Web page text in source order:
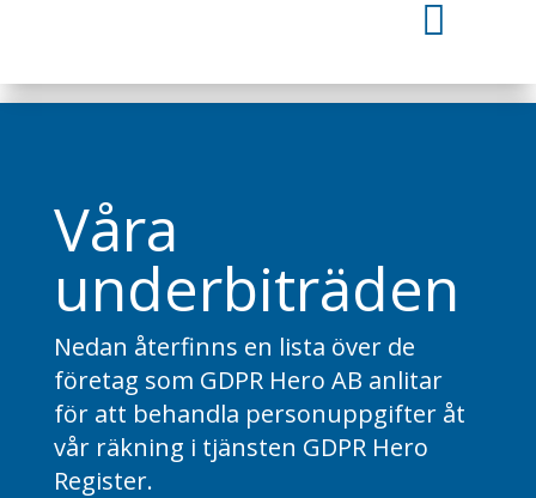

Våra
underbiträden
Nedan återfinns en lista över de
företag som GDPR Hero AB anlitar
för att behandla personuppgifter åt
vår räkning i tjänsten GDPR Hero
Register.